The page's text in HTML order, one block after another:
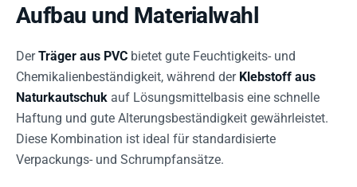
Aufbau und Materialwahl
DerTräger aus PVC bietet gute Feuchtigkeits- und
Chemikalienbeständigkeit, während der Klebstoff aus
Naturkautschuk auf Lösungsmittelbasis eine schnelle
Haftung und gute Alterungsbeständigkeit gewährleistet.
Diese Kombination ist ideal für standardisierte
Verpackungs- und Schrumpfansätze.